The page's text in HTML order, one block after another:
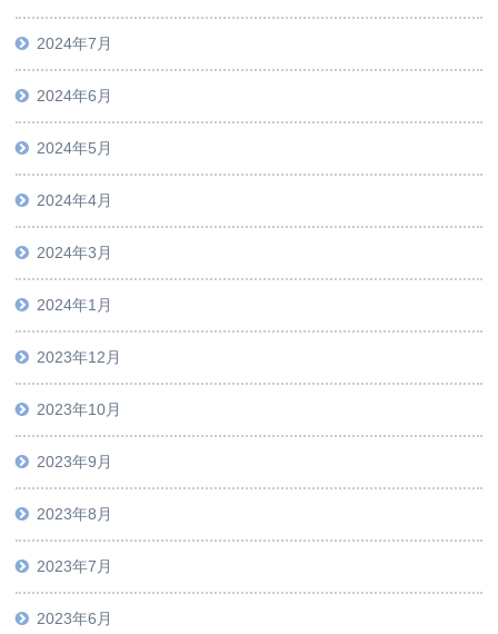
2024年7月
2024年6月
2024年5月
2024年4月
2024年3月
2024年1月
2023年12月
2023年10月
2023年9月
2023年8月
2023年7月
2023年6月